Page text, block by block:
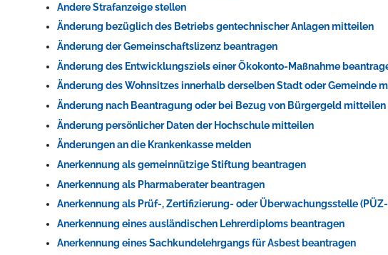
Andere Strafanzeige stellen
Änderung bezüglich des Betriebs gentechnischer Anlagen mitteilen
Änderung der Gemeinschaftslizenz beantragen
Änderung des Entwicklungsziels einer Ökokonto-Maßnahme
Änderung des Wohnsitzes innerhalb derselben Stadt oder Gemeinde
Änderung nach Beantragung oder bei Bezug von Bürgergeld mitteilen
Änderung persönlicher Daten der Hochschule mitteilen
Änderungen an die Krankenkasse melden
Anerkennung als gemeinnützige Stiftung beantragen
Anerkennung als Pharmaberater beantragen
Anerkennung als Prüf-, Zertifizierung- oder Überwachungsstelle
Anerkennung eines ausländischen Lehrerdiploms beantragen
Anerkennung eines Sachkundelehrgangs für Asbest beantragen